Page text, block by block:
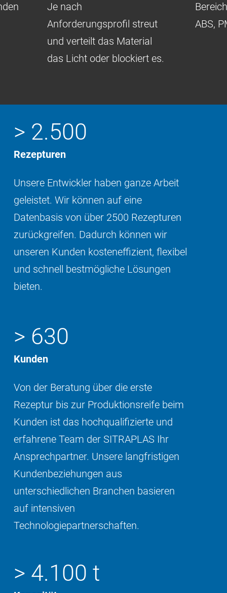
Je nach
Anforderungsprofil streut
und verteilt das Material
das Licht oder blockiert es.
ABS,
> 2.500
Rezepturen
Unsere Entwickler haben ganze Arbeit
geleistet. Wir können auf eine
Datenbasis von über 2500 Rezepturen
zurückgreifen. Dadurch können wir
unseren Kunden kosteneffizient, flexibel
und schnell bestmögliche Lösungen
bieten.
> 630
Kunden
Von der Beratung über die erste
Rezeptur bis zur Produktionsreife beim
Kunden ist das hochqualifizierte und
erfahrene Team der SITRAPLAS Ihr
Ansprechpartner. Unsere langfristigen
Kundenbeziehungen aus
unterschiedlichen Branchen basieren
auf intensiven
Technologiepartnerschaften.
> 4.100 t